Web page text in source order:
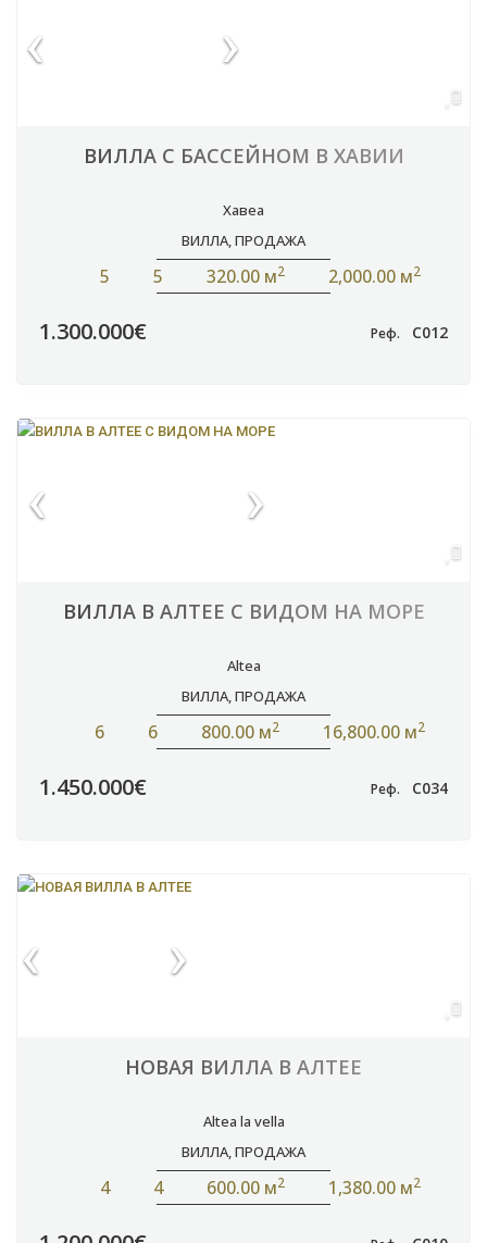
ВИЛЛА С БАССЕЙНОМ В ХАВИИ
Хавеа
ВИЛЛА,ПРОДАЖА
5 5 320.00 м2 2,000.00 м2
1.300.000€ Реф. C012
ВИЛЛА В АЛТЕЕ С ВИДОМ НА МОРЕ
Altea
ВИЛЛА,ПРОДАЖА
6 6 800.00 м2 16,800.00 м2
1.450.000€ Реф. C034
НОВАЯ ВИЛЛА В АЛТЕЕ
Altea la vella
ВИЛЛА,ПРОДАЖА
4 4 600.00 м2 1,380.00 м2